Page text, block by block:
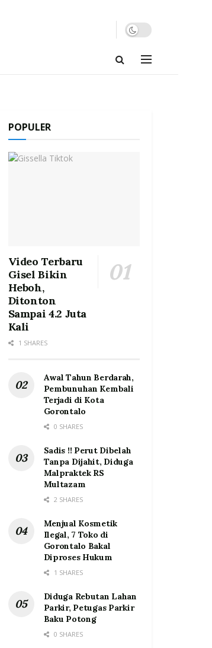
POPULER
Video Terbaru
Gisel Bikin
Heboh,
Ditonton
Sampai 4.2 Juta
Kali
1 SHARES
Awal Tahun Berdarah,
Pembunuhan Kembali
Terjadi di Kota
Gorontalo
0 SHARES
Sadis !! Perut Dibelah
Tanpa Dijahit, Diduga
Malpraktek RS
Multazam
2 SHARES
Menjual Kosmetik
Ilegal, 7 Toko di
Gorontalo Bakal
Diproses Hukum
1 SHARES
Diduga Rebutan Lahan
Parkir, Petugas Parkir
Baku Potong
0 SHARES